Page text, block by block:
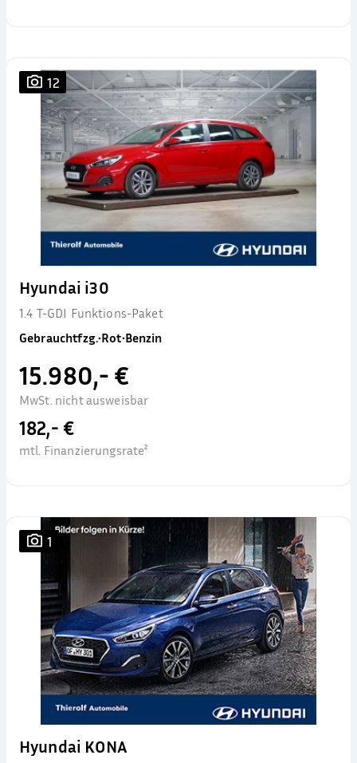
12
Hyundai i30
1.4 T-GDI Funktions-Paket
Gebrauchtfzg.•Rot•Benzin
15.980,- €
MwSt. nicht ausweisbar
182,- €
mtl. Finanzierungsrate²
1
Hyundai KONA